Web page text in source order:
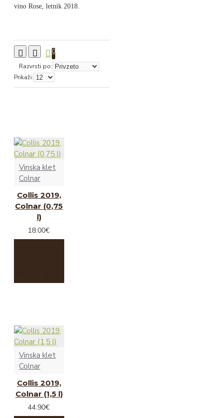
vino Rose, letnik 2018.
0
Razvrsti po:
Prikaži:
Vinska klet
Colnar
Collis 2019,
Colnar (0,75
l)
18.00€
Vinska klet
Colnar
Collis 2019,
Colnar (1,5 l)
44.90€